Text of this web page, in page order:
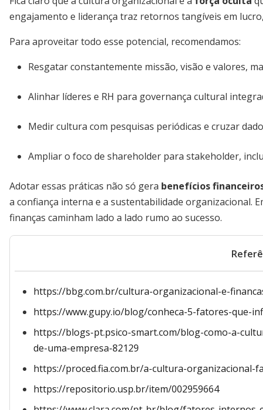
engajamento e liderança traz retornos tangíveis em
Para aproveitar todo esse potencial, recomendamos:
Resgatar constantemente missão, visão e valores,
Alinhar líderes e RH para governança cultural
Medir cultura com pesquisas periódicas e cruzar
Ampliar o foco de shareholder para stakeholder,
Adotar essas práticas não só gera benefícios
a confiança interna e a sustentabilidade organizacional.
finanças caminham lado a lado rumo ao sucesso.
https://bbg.com.br/cultura-organizacional-e-
https://www.gupy.io/blog/conheca-5-fatores-que-
https://blogs-pt.psico-smart.com/blog-como-a-
de-uma-empresa-82129
https://proced.fia.com.br/a-cultura-organizacional-
https://repositorio.usp.br/item/002959664